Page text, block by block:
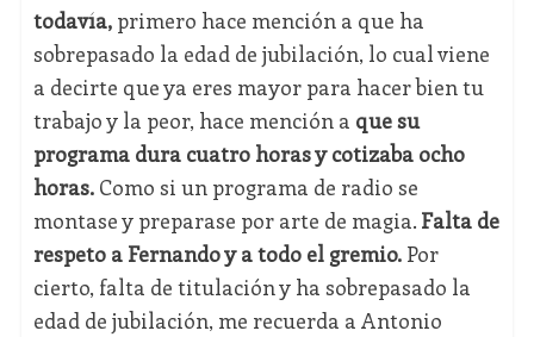
todavía,primero hace mención a que ha
sobrepasado la edad de jubilación, lo cual viene
a decirte que ya eres mayor para hacer bien tu
trabajo y la peor, hace mención a que su
programa dura cuatro horas y cotizaba ocho
horas.Como si un programa de radio se
montase y preparase por arte de magia. Falta de
respeto a Fernando y a todo el gremio.Por
cierto, falta de titulación y ha sobrepasado la
edad de jubilación, me recuerda a Antonio